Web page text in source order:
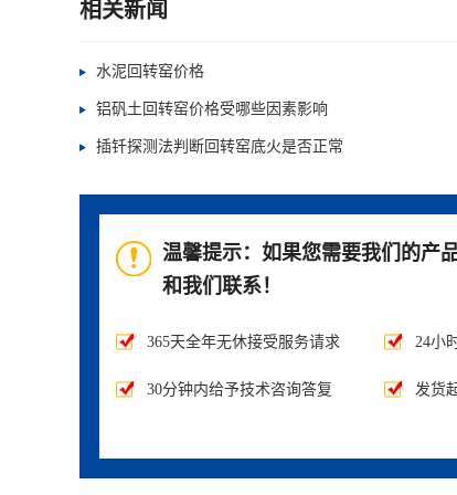
相关新闻
水泥回转窑价格
铝矾土回转窑价格受哪些因素影响
插钎探测法判断回转窑底火是否正常
温馨提示：如果您需要我们的产
和我们联系！
365天全年无休接受服务请求 24小
30分钟内给予技术咨询答复 发货